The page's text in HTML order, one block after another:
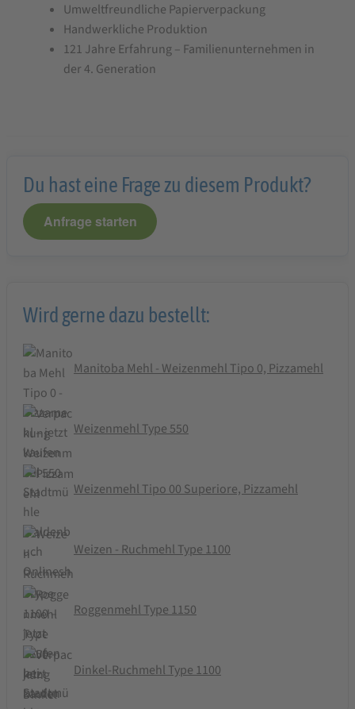
Umweltfreundliche Papierverpackung
Handwerkliche Produktion
121 Jahre Erfahrung – Familienunternehmen in
der 4. Generation
Du hast eine Frage zu diesem Produkt?
Anfrage starten
Wird gerne dazu bestellt:
Manitoba Mehl - Weizenmehl Tipo 0, Pizzamehl
Weizenmehl Type 550
Weizenmehl Tipo 00 Superiore, Pizzamehl
Weizen - Ruchmehl Type 1100
Roggenmehl Type 1150
Dinkel-Ruchmehl Type 1100